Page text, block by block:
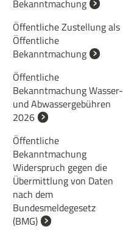
Bekanntmachung
Öffentliche Zustellung als
Öffentliche
Bekanntmachung
Öffentliche
Bekanntmachung Wasser-
und Abwassergebühren
2026
Öffentliche
Bekanntmachung
Widerspruch gegen die
Übermittlung von Daten
nach dem
Bundesmeldegesetz
(BMG)